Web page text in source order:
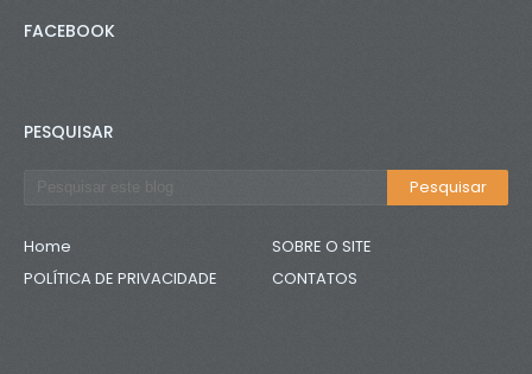
FACEBOOK
PESQUISAR
Home
SOBRE O SITE
POLÍTICA DE PRIVACIDADE
CONTATOS